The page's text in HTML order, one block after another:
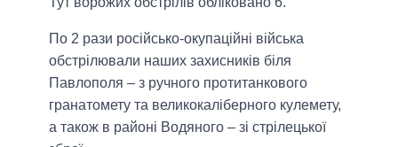
По 2 рази російсько-окупаційні війська
обстрілювали наших захисників біля
Павлополя – з ручного протитанкового
гранатомету та великокаліберного кулемету,
а також в районі Водяного – зі стрілецької